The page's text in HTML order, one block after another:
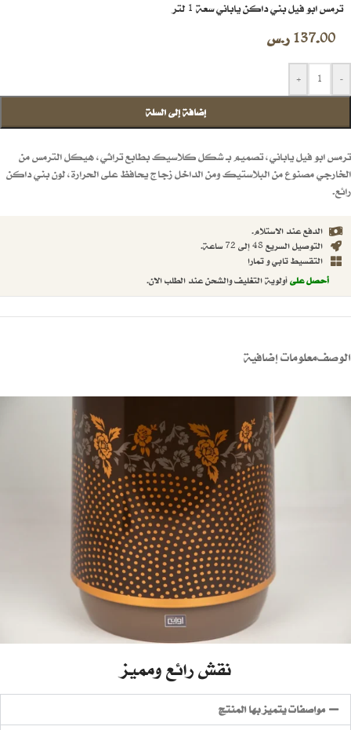
ترمس ابو فيل بني داكن ياباني سعة 1 لتر
137.00 ر.س
-
+
إضافة إلى السلة
ترمس ابو فيل ياباني، تصميم بـ شكل كلاسيك بطابع تراثي، هيكل الترمس من
الخارجي مصنوع من البلاستيك ومن الداخل زجاج يحافظ على الحرارة، لون بني داكن
رائع.
الدفع عند الاستلام.
التوصيل السريع 48 إلى 72 ساعة.
التقسيط تابي و تمارا
أحصل علىأولوية التغليف والشحن عند الطلب الان.
الوصفمعلومات إضافية
نقش رائع ومميز
مواصفات يتميز بها المنتج